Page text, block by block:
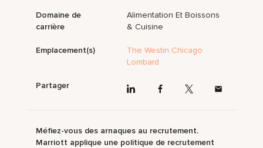
Domaine de
carrière
Alimentation Et Boissons
& Cuisine
Emplacement(s)
The Westin Chicago
Lombard
Partager
Méfiez-vous des arnaques au recrutement.
Marriott applique une politique de recrutement